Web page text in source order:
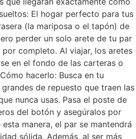
El hogar perfecto para tus
(la mariposa o el tapón) de
perder un solo arete de tu par
completo. Al viajar, los aretes
en el fondo de las carteras o
hacerlo: Busca en tu
de repuesto que traen las
nunca usas. Pasa el poste de
del botón y asegúralos por
manera, el par se mantendrá
sólida. Además, al ser más